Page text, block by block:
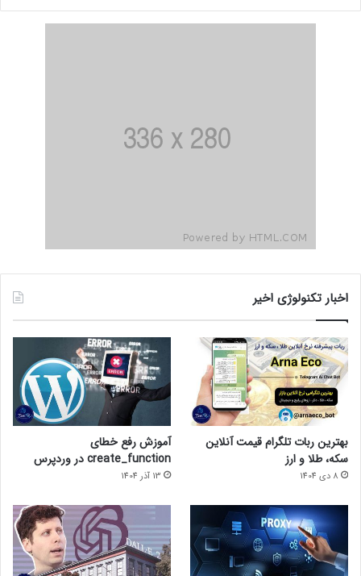
اخبار تکنولوژی اخیر
بهترین ربات تلگرام قیمت آنلاین
سکه، طلا و ارز
8 دی 1404
آموزش رفع خطای
create_function در وردپرس
13 آذر 1404